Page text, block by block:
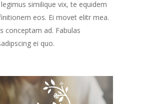
similique vix, te equidem
eos. Ei movet elitr mea.
conceptam ad. Fabulas
ei quo.